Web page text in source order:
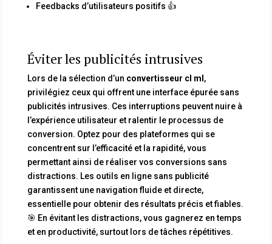
Feedbacks d’utilisateurs positifs 👍
Éviter les publicités intrusives
Lors de la sélection d’un convertisseur cl ml ,
privilégiez ceux qui offrent une interface épurée sans
publicités intrusives. Ces interruptions peuvent nuire à
l’expérience utilisateur et ralentir le processus de
conversion. Optez pour des plateformes qui se
concentrent sur l’efficacité et la rapidité, vous
permettant ainsi de réaliser vos conversions sans
distractions. Les outils en ligne sans publicité
garantissent une navigation fluide et directe,
essentielle pour obtenir des résultats précis et fiables.
🎯 En évitant les distractions, vous gagnerez en temps
et en productivité, surtout lors de tâches répétitives.